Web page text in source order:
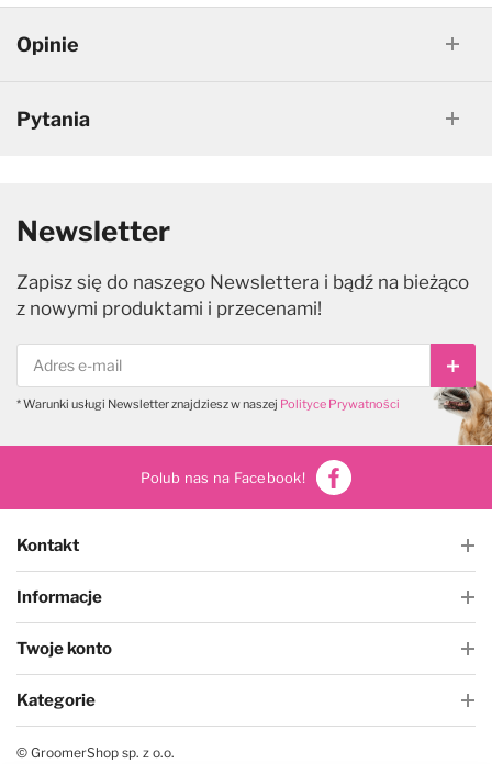
Opinie
Pytania
Newsletter
Zapisz się do naszego Newslettera i bądź na bieżąco
z nowymi produktami i przecenami!
* Warunki usługi Newsletter znajdziesz w naszej Polityce Prywatności
Polub nas na Facebook!
Kontakt
Informacje
Twoje konto
Kategorie
© GroomerShop sp. z o.o.